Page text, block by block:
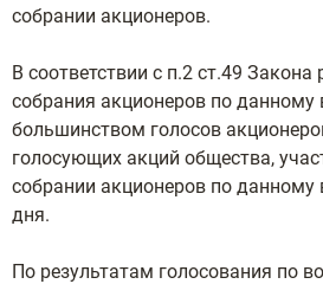
собрании акционеров.
В соответствии с п.2 ст.49
собрания акционеров по данному
большинством голосов
голосующих акций общества,
собрании акционеров по данному
дня.
По результатам голосования по